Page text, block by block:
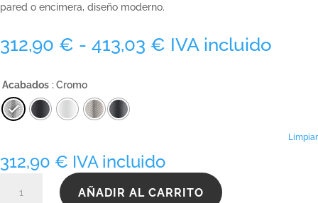
pared o encimera, diseño moderno.
312,90 € - 413,03 € Rango
IVA incluido
Acabados : Cromo
Limpiar
312,90 € IVA incluido
cantidad
AÑADIR AL CARRITO